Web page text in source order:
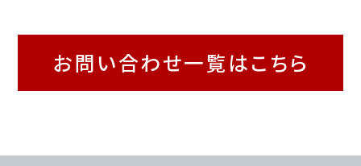
お問い合わせ一覧はこちら